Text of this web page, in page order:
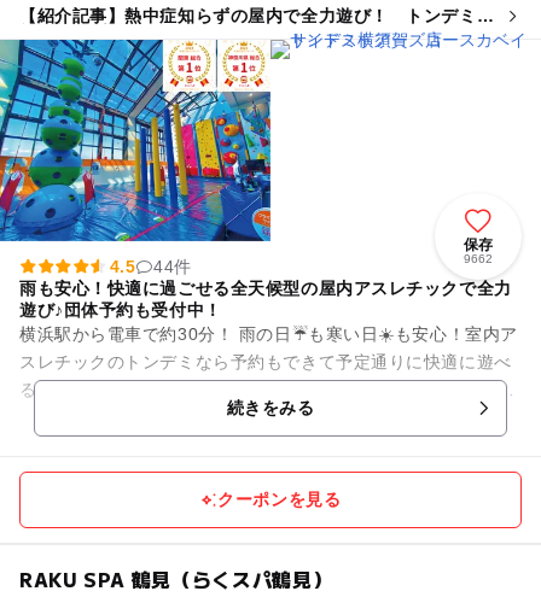
【紹介記事】熱中症知らずの屋内で全力遊び！ トンデミの
保存
9662
4.5
44件
雨も安心！快適に過ごせる全天候型の屋内アスレチックで全力
遊び♪団体予約も受付中！
横浜駅から電車で約30分！ 雨の日☔も寒い日☀️も安心！室内ア
スレチックのトンデミなら予約もできて予定通りに快適に遊べ
る✨ 大人も子供もみんなが楽しめる世界中から集めた最新アク
続きをみる
クーポンを見る
RAKU SPA 鶴見（らくスパ鶴見）